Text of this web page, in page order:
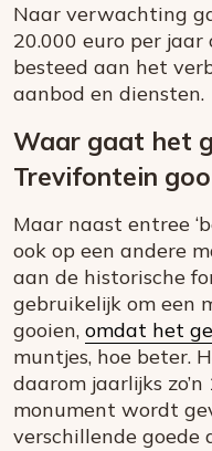
Naar verwachting
20.000 euro per
besteed aan het
aanbod en diensten.
Waar gaat het
Trevifontein
Maar naast entree
ook op een andere
aan de historische
gebruikelijk om een
gooien, omdat het
muntjes, hoe beter.
daarom jaarlijks
monument wordt
verschillende goede